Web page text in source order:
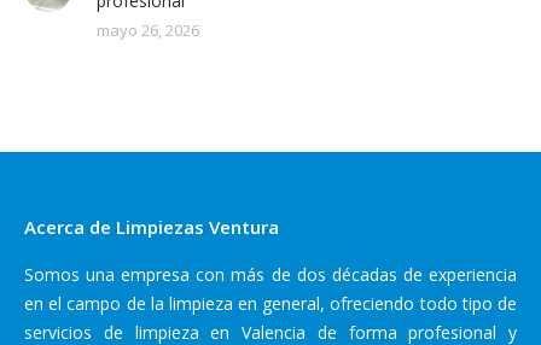
mayo 26, 2026
Acerca de Limpiezas Ventura
Somos una empresa con más de dos décadas de experiencia
en el campo de la limpieza en general, ofreciendo todo tipo de
servicios de limpieza en Valencia de forma profesional y